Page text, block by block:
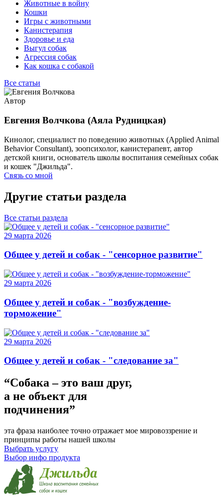
Животные в войну
Кошки
Игры с животными
Канистерапия
Здоровье и еда
Выгул собак
Агрессия собак
Как кошка с собакой
Все статьи
Автор
Евгения Волчкова (Аяла Рудницкая)
Кинолог, специалист по поведению животных (Applied Animal
Behavior Consultant), зоопсихолог, канистерапевт, автор
детской книги, основатель школы воспитания семейных собак
и кошек "Джильда".
Связь со мной
Другие статьи раздела
Все статьи раздела
29 марта 2026
Общее у детей и собак - "сенсорное развитие"
29 марта 2026
Общее у детей и собак - "возбуждение-
торможение"
29 марта 2026
Общее у детей и собак - "следование за"
“Собака – это ваш друг,
а не объект для
подчинения”
эта фраза наиболее точно отражает мое мировоззрение и
принципы работы нашей школы
Выбрать услугу
Выбор инфо продукта